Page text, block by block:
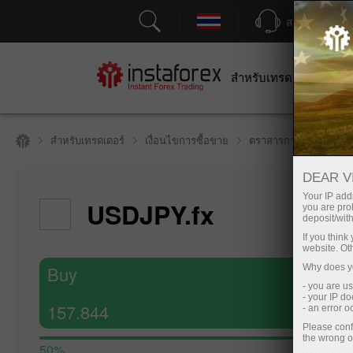
สนับสนุน
สำหรับเทรดเดอร์ สำ
สำหรับเทรดเดอร์ เงื่อนไขการซื้อขาย ตราสารการซื้อขาย
USDJPY.fx
Buy
157.844
Hide
8 August
DEAR
Your IP
you are
deposit/
If you
website.
Why does
- you are
- your IP
- an error
Please
the wrong